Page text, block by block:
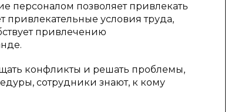
персоналом позволяет привлекать
привлекательные условия труда,
привлечению
конфликты и решать проблемы,
сотрудники знают, к кому